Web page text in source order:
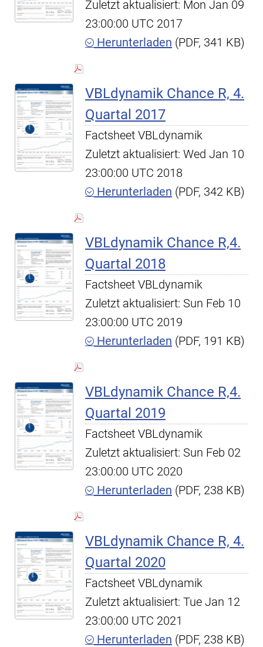
Zuletzt aktualisiert: Mon Jan 09
23:00:00 UTC 2017
Herunterladen (PDF, 341 KB)
VBLdynamik Chance R, 4.
Quartal 2017
Factsheet VBLdynamik
Zuletzt aktualisiert: Wed Jan 10
23:00:00 UTC 2018
Herunterladen (PDF, 342 KB)
VBLdynamik Chance R,4.
Quartal 2018
Factsheet VBLdynamik
Zuletzt aktualisiert: Sun Feb 10
23:00:00 UTC 2019
Herunterladen (PDF, 191 KB)
VBLdynamik Chance R,4.
Quartal 2019
Factsheet VBLdynamik
Zuletzt aktualisiert: Sun Feb 02
23:00:00 UTC 2020
Herunterladen (PDF, 238 KB)
VBLdynamik Chance R, 4.
Quartal 2020
Factsheet VBLdynamik
Zuletzt aktualisiert: Tue Jan 12
23:00:00 UTC 2021
Herunterladen (PDF, 238 KB)